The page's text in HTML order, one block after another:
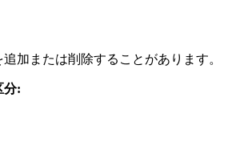
加または削除することがあります。
分: